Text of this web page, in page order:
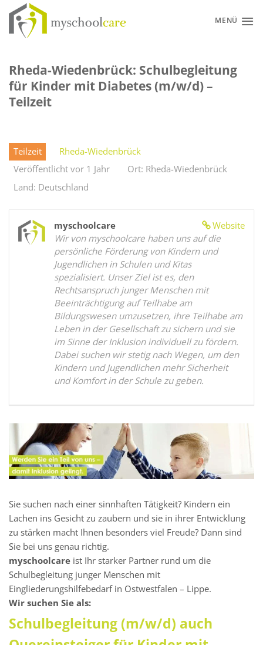
Zum
Inhalt
springen
MENÜ
Rheda-Wiedenbrück: Schulbegleitung
für Kinder mit Diabetes (m/w/d) –
Teilzeit
Teilzeit
Rheda-Wiedenbrück
Veröffentlicht vor 1 Jahr
Ort: Rheda-Wiedenbrück
Land: Deutschland
Website
myschoolcare
Wir von myschoolcare haben uns auf die
persönliche Förderung von Kindern und
Jugendlichen in Schulen und Kitas
spezialisiert. Unser Ziel ist es, den
Rechtsanspruch junger Menschen mit
Beeinträchtigung auf Teilhabe am
Bildungswesen umzusetzen, ihre Teilhabe am
Leben in der Gesellschaft zu sichern und sie
im Sinne der Inklusion individuell zu fördern.
Dabei suchen wir stetig nach Wegen, um den
Kindern und Jugendlichen mehr Sicherheit
und Komfort in der Schule zu geben.
Sie suchen nach einer sinnhaften Tätigkeit? Kindern ein
Lachen ins Gesicht zu zaubern und sie in ihrer Entwicklung
zu stärken macht Ihnen besonders viel Freude? Dann sind
Sie bei uns genau richtig.
myschoolcare ist Ihr starker Partner rund um die
Schulbegleitung junger Menschen mit
Eingliederungshilfebedarf in Ostwestfalen – Lippe.
Wir suchen Sie als:
Schulbegleitung (m/w/d) auch